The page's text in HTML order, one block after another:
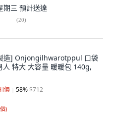
期三 預計送達
(20)
造] Onjongilhwarotppul 口袋
人 特大 大容量 暖暖包 140g,
價 58%$712
)